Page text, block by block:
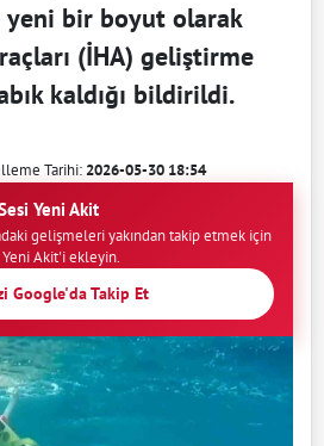
bir boyut olarak
(İHA) geliştirme
kaldığı bildirildi.
Tarihi:2026-05-30 18:54
Yeni Akit
gelişmeleri yakından takip etmek için
Akit'i ekleyin.
Google'da Takip Et